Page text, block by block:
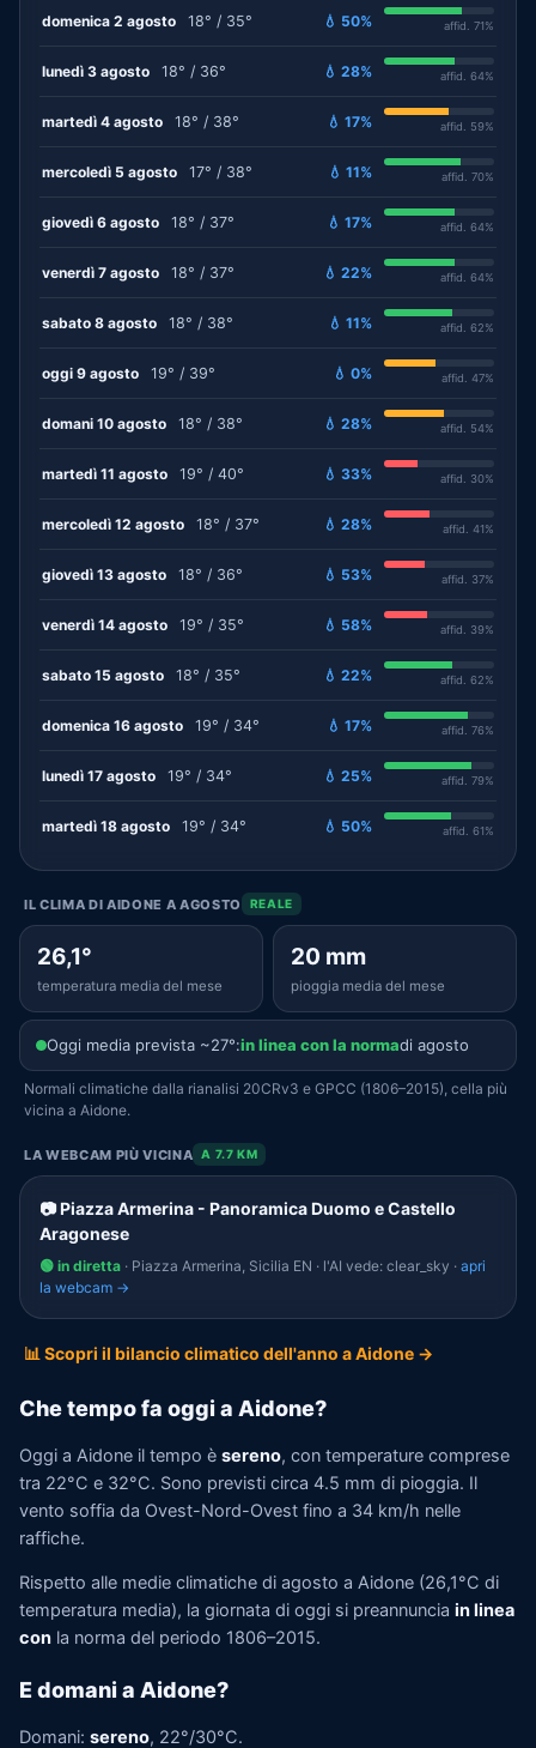
domenica 2 agosto 18° / 35° 💧 50% affid. 71%
lunedì 3 agosto 18° / 36° 💧 28% affid. 64%
martedì 4 agosto 18° / 38° 💧 17% affid. 59%
mercoledì 5 agosto 17° / 38° 💧 11% affid. 70%
giovedì 6 agosto 18° / 37° 💧 17% affid. 64%
venerdì 7 agosto 18° / 37° 💧 22% affid. 64%
sabato 8 agosto 18° / 38° 💧 11% affid. 62%
oggi 9 agosto 19° / 39° 💧 0% affid. 47%
domani 10 agosto 18° / 38° 💧 28% affid. 54%
martedì 11 agosto 19° / 40° 💧 33% affid. 30%
mercoledì 12 agosto 18° / 37° 💧 28% affid. 41%
giovedì 13 agosto 18° / 36° 💧 53% affid. 37%
venerdì 14 agosto 19° / 35° 💧 58% affid. 39%
sabato 15 agosto 18° / 35° 💧 22% affid. 62%
domenica 16 agosto 19° / 34° 💧 17% affid. 76%
lunedì 17 agosto 19° / 34° 💧 25% affid. 79%
martedì 18 agosto 19° / 34° 💧 50% affid. 61%
IL CLIMA DI AIDONE A AGOSTO REALE
26,1°
temperatura media del mese
20 mm
pioggia media del mese
Oggi media prevista ~27°:in linea con la normadi agosto
Normali climatiche dalla rianalisi 20CRv3 e GPCC (1806–2015), cella più
vicina a Aidone.
LA WEBCAM PIÙ VICINA A 7.7 KM
📷 Piazza Armerina - Panoramica Duomo e Castello
Aragonese
🟢 in diretta · Piazza Armerina, Sicilia EN · l'AI vede: clear_sky · apri
la webcam →
📊 Scopri il bilancio climatico dell'anno a Aidone →
Che tempo fa oggi a Aidone?
Oggi a Aidone il tempo è sereno, con temperature comprese
tra 22°C e 32°C. Sono previsti circa 4.5 mm di pioggia. Il
vento soffia da Ovest-Nord-Ovest fino a 34 km/h nelle
raffiche.
Rispetto alle medie climatiche di agosto a Aidone (26,1°C di
temperatura media), la giornata di oggi si preannuncia in linea
con la norma del periodo 1806–2015.
E domani a Aidone?
Domani: sereno, 22°/30°C.